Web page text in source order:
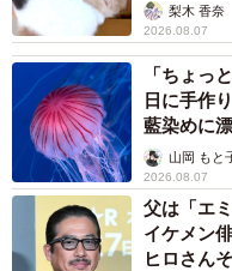
た。
1回目の回収中止後、そ
り、依頼者さんとはずっ
た。最終的に弊社に2回
のですが、実は3回目の
――3回目も？
梨木 香奈
2026.08.07
「ちょっ
日に手作
藍染めに
ごい」山岡 もと
2026.08.07
父は「エ
イケメン
ヒロさん